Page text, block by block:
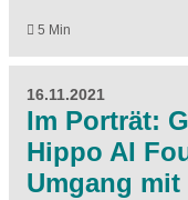
5 Min
16.11.2021
Im Porträt:
Hippo AI
Umgang mit